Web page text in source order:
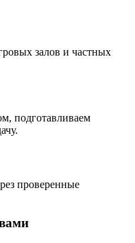
залов и частных
подготавливаем
проверенные